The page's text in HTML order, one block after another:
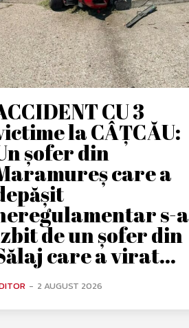
CU 3
la CÂȚCĂU:
șofer din
care a
s-a
de un șofer din
care a virat...
- 2 AUGUST 2026